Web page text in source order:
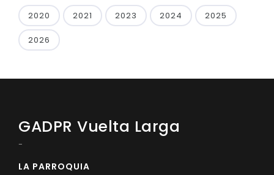
2020 2021 2023 2024 2025
2026
GADPR Vuelta Larga
-
LA PARROQUIA